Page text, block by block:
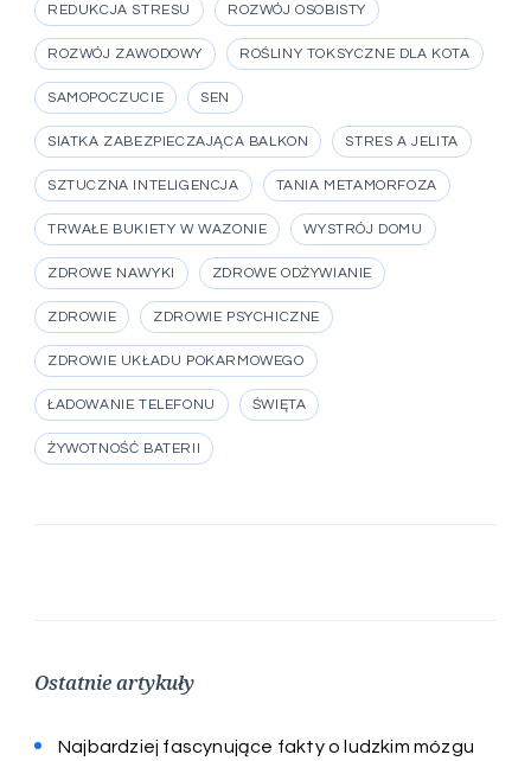
REDUKCJA STRESU ROZWÓJ OSOBISTY
ROZWÓJ ZAWODOWY ROŚLINY TOKSYCZNE DLA KOTA
SAMOPOCZUCIE SEN
SIATKA ZABEZPIECZAJĄCA BALKON STRES A JELITA
SZTUCZNA INTELIGENCJA TANIA METAMORFOZA
TRWAŁE BUKIETY W WAZONIE WYSTRÓJ DOMU
ZDROWE NAWYKI ZDROWE ODŻYWIANIE
ZDROWIE ZDROWIE PSYCHICZNE
ZDROWIE UKŁADU POKARMOWEGO
ŁADOWANIE TELEFONU ŚWIĘTA
ŻYWOTNOŚĆ BATERII
Ostatnie artykuły
Najbardziej fascynujące fakty o ludzkim mózgu